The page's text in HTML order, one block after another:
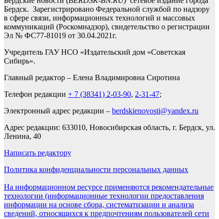
Бердск. Зарегистрировано Федеральной службой по надзору
в сфере связи, информационных технологий и массовых
коммуникаций (Роскомнадзор), свидетельство о регистрации
Эл № ФС77-81019 от 30.04.2021г.
Учредитель ГАУ НСО «Издательский дом «Советская
Сибирь».
Главный редактор – Елена Владимировна Сиротина
Телефон редакции + 7 (38341) 2-03-90, 2-31-47;
Электронный адрес редакции – berdskienovosti@yandex.ru
Адрес редакции: 633010, Новосибирская область, г. Бердск, ул.
Ленина, 40
Написать редактору
Политика конфиденциальности персональных данных
На информационном ресурсе применяются рекомендательные
технологии (информационные технологии предоставления
информации на основе сбора, систематизации и анализа
сведений, относящихся к предпочтениям пользователей сети